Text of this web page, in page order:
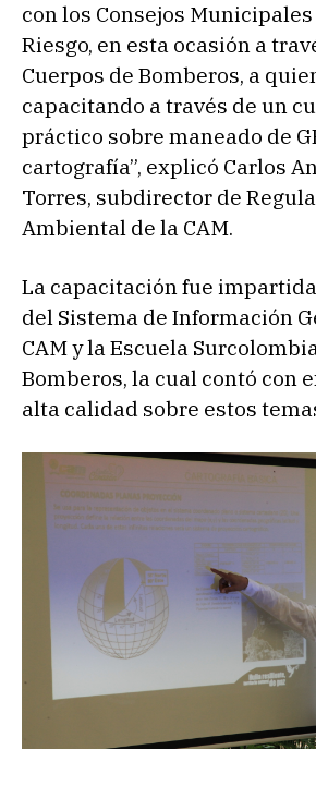
con los Consejos
Riesgo, en esta ocasión a
Cuerpos de Bomberos, a
capacitando a través de un
práctico sobre maneado de
cartografía”, explicó Carlos
Torres, subdirector de
Ambiental de la CAM.
La capacitación fue
del Sistema de Información
CAM y la Escuela
Bomberos, la cual contó con
alta calidad sobre estos